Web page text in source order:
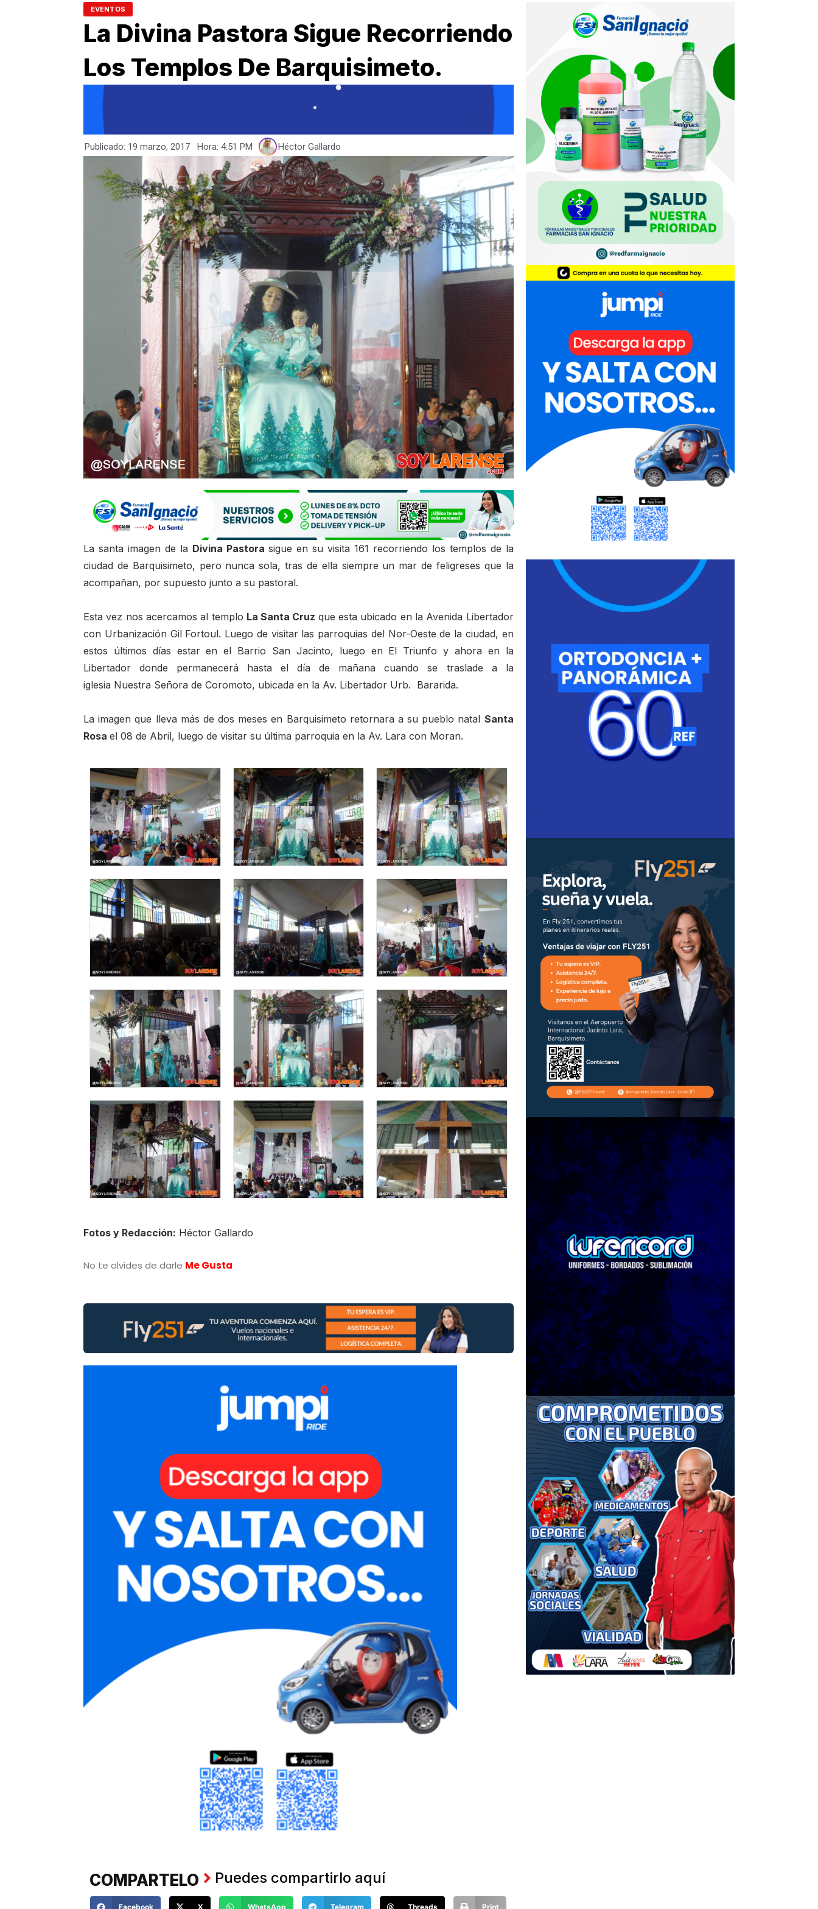
EVENTOS
La Divina Pastora Sigue Recorriendo
Los Templos De Barquisimeto.
Publicado: 19 marzo, 2017 Hora: 4:51 PM Héctor Gallardo
La santa imagen de la Divina Pastora sigue en su visita 161 recorriendo los templos de la
ciudad de Barquisimeto, pero nunca sola, tras de ella siempre un mar de feligreses que la
acompañan, por supuesto junto a su pastoral.
Esta vez nos acercamos al templo La Santa Cruz que esta ubicado en la Avenida Libertador
con Urbanización Gil Fortoul. Luego de visitar las parroquias del Nor-Oeste de la ciudad, en
estos últimos días estar en el Barrio San Jacinto, luego en El Triunfo y ahora en la
Libertador donde permanecerá hasta el día de mañana cuando se traslade a la
iglesia Nuestra Señora de Coromoto, ubicada en la Av. Libertador Urb. Bararida.
La imagen que lleva más de dos meses en Barquisimeto retornara a su pueblo natal Santa
Rosa el 08 de Abril, luego de visitar su última parroquia en la Av. Lara con Moran.
Fotos y Redacción: Héctor Gallardo
No te olvides de darle Me Gusta
COMPARTELO Puedes compartirlo aquí
Facebook X WhatsApp Telegram Threads Print